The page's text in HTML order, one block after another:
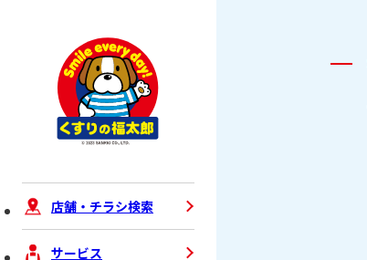
店舗・チラシ検索
サービス